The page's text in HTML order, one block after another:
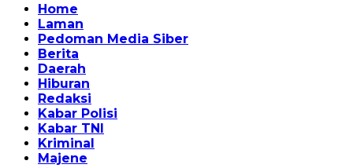
Home
Laman
Pedoman Media Siber
Berita
Daerah
Hiburan
Redaksi
Kabar Polisi
Kabar TNI
Kriminal
Majene